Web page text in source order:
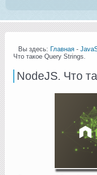
Вы здесь: Главная -
Что такое Query Strings.
NodeJS. Что